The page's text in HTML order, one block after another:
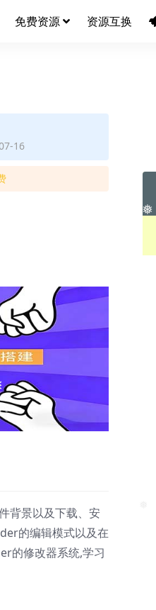
❅
免费资源 资源互换
16
背景以及下载、安
的编辑模式以及在
的修改器系统,学习